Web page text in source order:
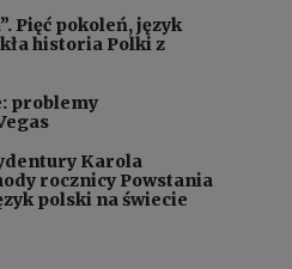
Pięć pokoleń, język
historia Polki z
problemy
Karola
rocznicy Powstania
polski na świecie